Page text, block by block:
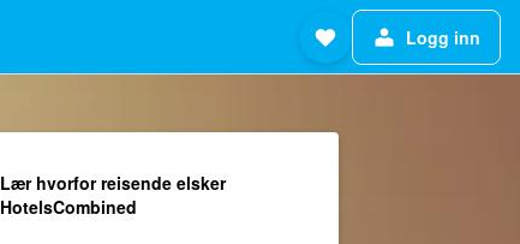
Logg inn
Lær hvorfor reisende elsker
HotelsCombined